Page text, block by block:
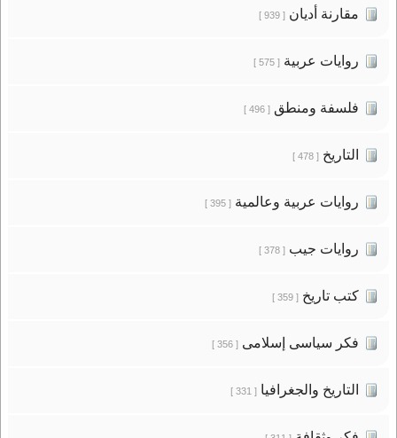
مقارنة أديان[ 939 ]
روايات عربية[ 575 ]
فلسفة ومنطق[ 496 ]
التاريخ[ 478 ]
روايات عربية وعالمية[ 395 ]
روايات جيب[ 378 ]
كتب تاريخ[ 359 ]
فكر سياسى إسلامى[ 356 ]
التاريخ والجغرافيا[ 331 ]